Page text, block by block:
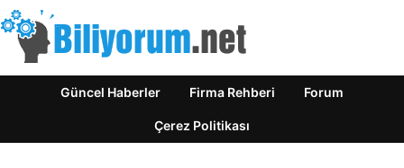
Güncel Haberler Firma Rehberi Forum
Çerez Politikası